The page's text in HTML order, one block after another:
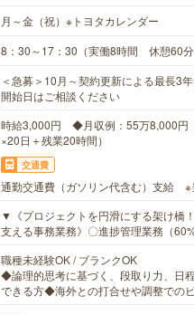
月～金（祝）※トヨタカレンダー
8：30～17：30（実働8時間 休憩60分
＜急募＞10月～契約更新による最長3
開始日はご相談ください
時給3,000円 ◆月収例：55万8,000円
×20日＋残業20時間）
交通費
通勤交通費（ガソリン代含む）支給 ※
▼《プロジェクトを円滑にする架け橋
支える事務業務》〇進捗管理業務（
職種未経験OK / ブランクOK
◆論理的思考に基づく、段取り力、日
できる方◆海外との打合せや調整での